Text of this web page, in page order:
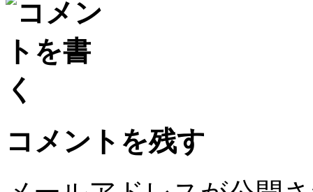
コメントを残す